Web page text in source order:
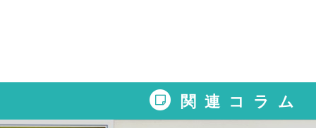
関連コラム